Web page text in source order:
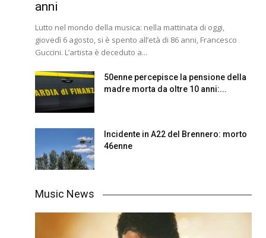
anni
Lutto nel mondo della musica: nella mattinata di oggi,
giovedì 6 agosto, si è spento all’età di 86 anni, Francesco
Guccini. L’artista è deceduto a...
50enne percepisce la pensione della
madre morta da oltre 10 anni:...
Incidente in A22 del Brennero: morto
46enne
Music News